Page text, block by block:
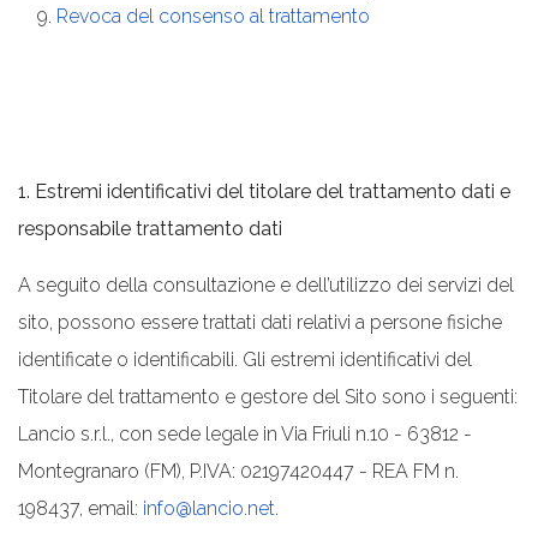
Revoca del consenso al trattamento
1. Estremi identificativi del titolare del trattamento dati e
responsabile trattamento dati
A seguito della consultazione e dell’utilizzo dei servizi del
sito, possono essere trattati dati relativi a persone fisiche
identificate o identificabili. Gli estremi identificativi del
Titolare del trattamento e gestore del Sito sono i seguenti:
Lancio s.r.l., con sede legale in Via Friuli n.10 - 63812 -
Montegranaro (FM), P.IVA: 02197420447 - REA FM n.
198437, email: info@lancio.net.